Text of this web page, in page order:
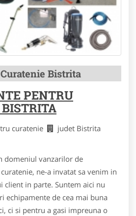
Bistrita
PENTRU
curatenie
judet Bistrita
domeniul vanzarilor de
ne-a invatat sa venim in
client in parte. Suntem aici nu
echipamente de cea mai buna
ci si pentru a gasi impreuna o